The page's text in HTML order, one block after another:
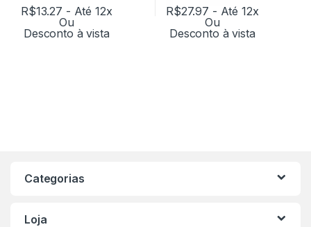
R$13.27 - Até 12x
Ou
Desconto à vista
R$27.97 - Até 12x
Ou
Desconto à vista
Categorias
Loja